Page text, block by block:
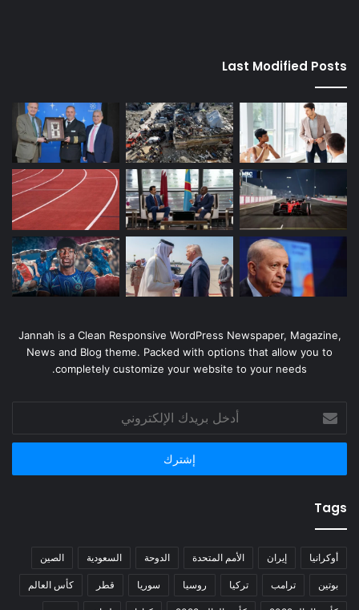
Last Modified Posts
Jannah is a Clean Responsive WordPress Newspaper, Magazine,
News and Blog theme. Packed with options that allow you to
completely customize your website to your needs.
أدخل
بريدك
الإلكتروني
Tags
أوكرانيا إيران الأمم المتحدة الدوحة السعودية الصين
بوتين ترامب تركيا روسيا سوريا قطر كأس العالم